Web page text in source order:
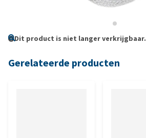
Dit product is niet langer verkrijgbaar.
Gerelateerde producten